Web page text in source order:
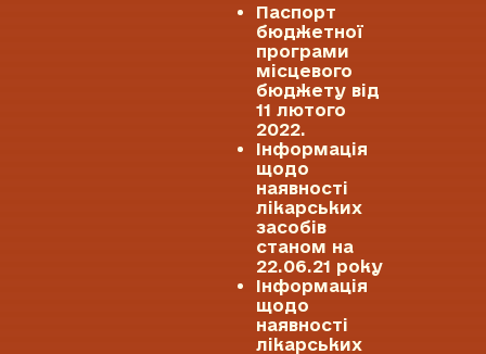
Паспорт
бюджетної
програми
місцевого
бюджету від
11 лютого
2022.
Інформація
щодо
наявності
лікарських
засобів
станом на
22.06.21 року
Інформація
щодо
наявності
лікарських